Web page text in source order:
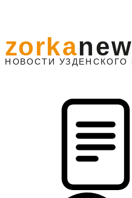
НО ВОСТИ УЗДЕНС КО ГО
zorkanew